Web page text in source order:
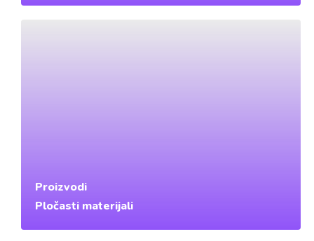
Proizvodi
Pločasti materijali